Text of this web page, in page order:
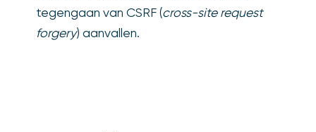
tegengaan van CSRF (cross-site request
forgery) aanvallen.